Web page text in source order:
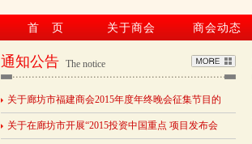
首 页 关于商会 商会动态
通知公告 The notice
关于廊坊市福建商会2015年度年终晚会征集节目的
关于在廊坊市开展“2015投资中国重点 项目发布会